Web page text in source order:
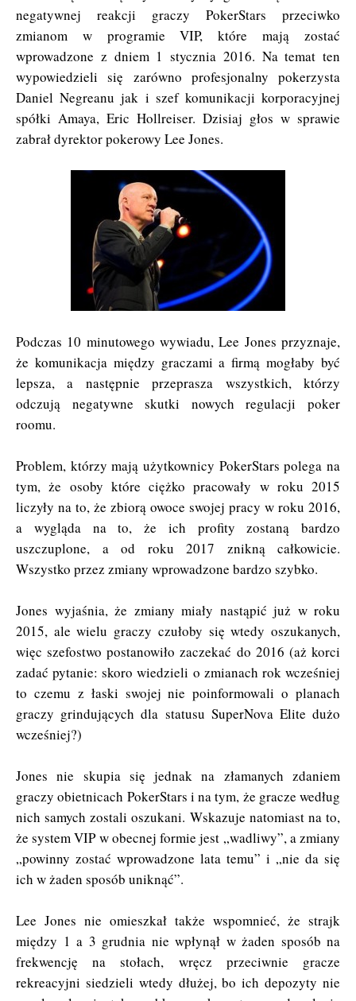
negatywnej reakcji graczy PokerStars przeciwko
zmianom w programie VIP, które mają zostać
wprowadzone z dniem 1 stycznia 2016. Na temat ten
wypowiedzieli się zarówno profesjonalny pokerzysta
Daniel Negreanu jak i szef komunikacji korporacyjnej
spółki Amaya, Eric Hollreiser. Dzisiaj głos w sprawie
zabrał dyrektor pokerowy Lee Jones.
Podczas 10 minutowego wywiadu, Lee Jones przyznaje,
że komunikacja między graczami a firmą mogłaby być
lepsza, a następnie przeprasza wszystkich, którzy
odczują negatywne skutki nowych regulacji poker
roomu.
Problem, którzy mają użytkownicy PokerStars polega na
tym, że osoby które ciężko pracowały w roku 2015
liczyły na to, że zbiorą owoce swojej pracy w roku 2016,
a wygląda na to, że ich profity zostaną bardzo
uszczuplone, a od roku 2017 znikną całkowicie.
Wszystko przez zmiany wprowadzone bardzo szybko.
Jones wyjaśnia, że zmiany miały nastąpić już w roku
2015, ale wielu graczy czułoby się wtedy oszukanych,
więc szefostwo postanowiło zaczekać do 2016 (aż korci
zadać pytanie: skoro wiedzieli o zmianach rok wcześniej
to czemu z łaski swojej nie poinformowali o planach
graczy grindujących dla statusu SuperNova Elite dużo
wcześniej?)
Jones nie skupia się jednak na złamanych zdaniem
graczy obietnicach PokerStars i na tym, że gracze według
nich samych zostali oszukani. Wskazuje natomiast na to,
że system VIP w obecnej formie jest „wadliwy”, a zmiany
„powinny zostać wprowadzone lata temu” i „nie da się
ich w żaden sposób uniknąć”.
Lee Jones nie omieszkał także wspomnieć, że strajk
między 1 a 3 grudnia nie wpłynął w żaden sposób na
frekwencję na stołach, wręcz przeciwnie gracze
rekreacyjni siedzieli wtedy dłużej, bo ich depozyty nie